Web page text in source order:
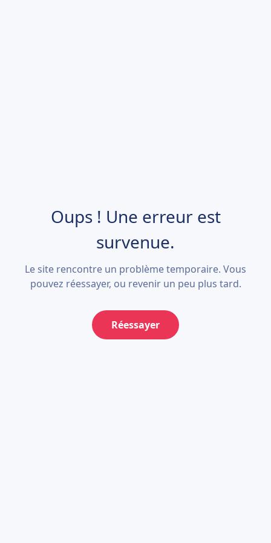
Oups ! Une erreur est
survenue.
Le site rencontre un problème temporaire. Vous
pouvez réessayer, ou revenir un peu plus tard.
Réessayer